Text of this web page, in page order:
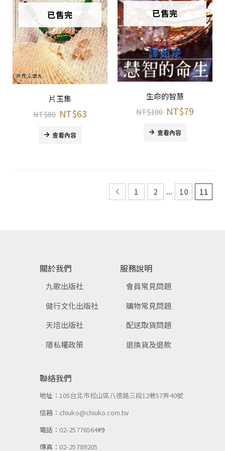
已售完
片玉集
NT$80 NT$63
查看內容
已售完
生命的智慧
NT$100 NT$79
查看內容
1 2 ... 10 11
關於我們
九歌出版社
健行文化出版社
天培出版社
隱私權政策
服務說明
會員常見問題
購物常見問題
配送取貨問題
退換貨及退款
聯絡我們
地址：105台北市松山區八德路三段12巷57弄40號
信箱： chiuko@chiuko.com.tw
電話： 02-25776564#9
傳真： 02-25789205